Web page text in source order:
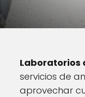
Laboratorios
servicios de
aprovechar